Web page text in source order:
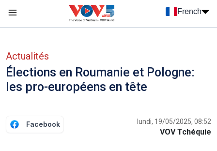
French
Actualités
Élections en Roumanie et Pologne:
les pro-européens en tête
Facebook lundi, 19/05/2025, 08:52
VOV Tchéquie